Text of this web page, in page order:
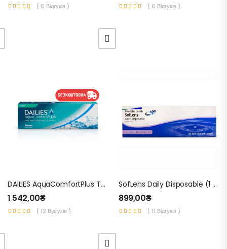
( 6 Відгуків ) ( 6 Відгуків )
DAILIES AquaComfortPlus Toric (1 Уп. – 30 Шт.) – Одноденні Торичні Контактні Лінзи Для Зору
1 542,00₴
( 12 Відгуків )
SofLens Daily Disposable (1 Уп. – 30 Шт.) – Одноденні Контактні Лінзи Для Зору
899,00₴
( 11 Відгуків )